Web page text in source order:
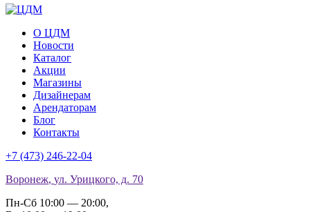
О ЦДМ
Новости
Каталог
Акции
Магазины
Дизайнерам
Арендаторам
Блог
Контакты
+7 (473) 246-22-04
Воронеж, ул. Урицкого, д. 70
Пн-Сб 10:00 — 20:00,